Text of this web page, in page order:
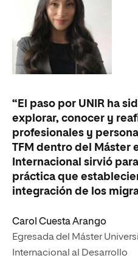
“El paso por UNIR ha
explorar, conocer y
profesionales y
TFM dentro del Máster
Internacional sirvió
práctica que
integración de los
Carol Cuesta Arango
Egresada del Máster
Internacional al Desarrollo